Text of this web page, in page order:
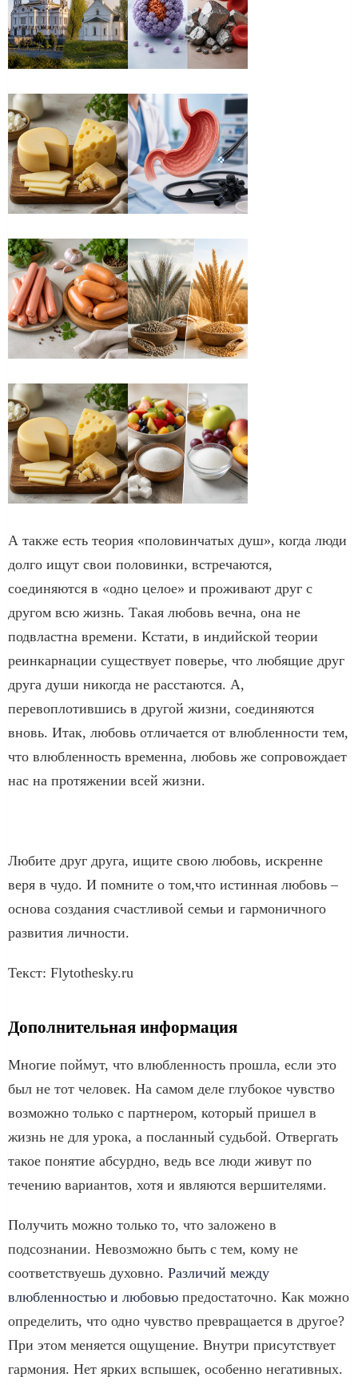
А также есть теория «половинчатых душ», когда люди
долго ищут свои половинки, встречаются,
соединяются в «одно целое» и проживают друг с
другом всю жизнь. Такая любовь вечна, она не
подвластна времени. Кстати, в индийской теории
реинкарнации существует поверье, что любящие друг
друга души никогда не расстаются. А,
перевоплотившись в другой жизни, соединяются
вновь. Итак, любовь отличается от влюбленности тем,
что влюбленность временна, любовь же сопровождает
нас на протяжении всей жизни.
Любите друг друга, ищите свою любовь, искренне
веря в чудо. И помните о том,что истинная любовь –
основа создания счастливой семьи и гармоничного
развития личности.
Текст: Flytothesky.ru
Дополнительная информация
Многие поймут, что влюбленность прошла, если это
был не тот человек. На самом деле глубокое чувство
возможно только с партнером, который пришел в
жизнь не для урока, а посланный судьбой. Отвергать
такое понятие абсурдно, ведь все люди живут по
течению вариантов, хотя и являются вершителями.
Получить можно только то, что заложено в
подсознании. Невозможно быть с тем, кому не
соответствуешь духовно. Различий между
влюбленностью и любовью предостаточно. Как можно
определить, что одно чувство превращается в другое?
При этом меняется ощущение. Внутри присутствует
гармония. Нет ярких вспышек, особенно негативных.